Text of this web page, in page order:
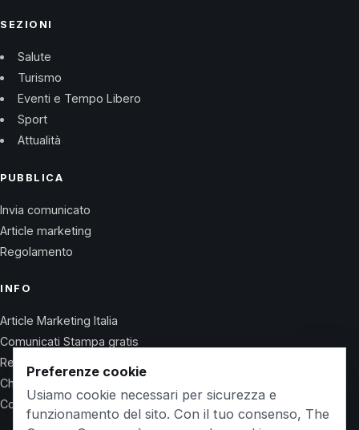
SEZIONI
Salute
Turismo
Eventi e Tempo Libero
Sport
Attualità
PUBBLICA
Invia comunicato
Article marketing
Regolamento
INFO
Article Marketing Italia
Comunicati Stampa gratis
Regolamento
Chi Siamo
Contatti
Preferenze cookie
Usiamo cookie necessari per sicurezza e
funzionamento del sito. Con il tuo consenso, The